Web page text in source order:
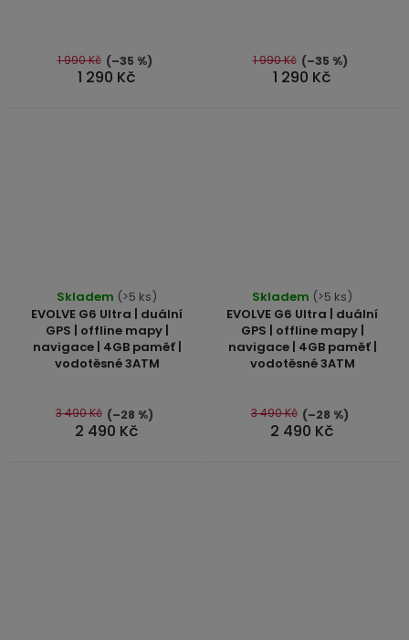
1 290 Kč
1 990 Kč (–35 %)
5
hvězdiček.
1 290 Kč
1 990 Kč (–35 %)
EVOLVE G6 Ultra | duální
GPS | offline mapy |
navigace | 4GB paměť |
vodotěsné 3ATM
hodnocení
produktu
je
5,0
5
hvězdiček.
Skladem (>5 ks)
2 490 Kč
3 490 Kč (–28 %)
EVOLVE G6 Ultra | duální
GPS | offline mapy |
navigace | 4GB paměť |
vodotěsné 3ATM
Skladem (>5 ks)
2 490 Kč
3 490 Kč (–28 %)